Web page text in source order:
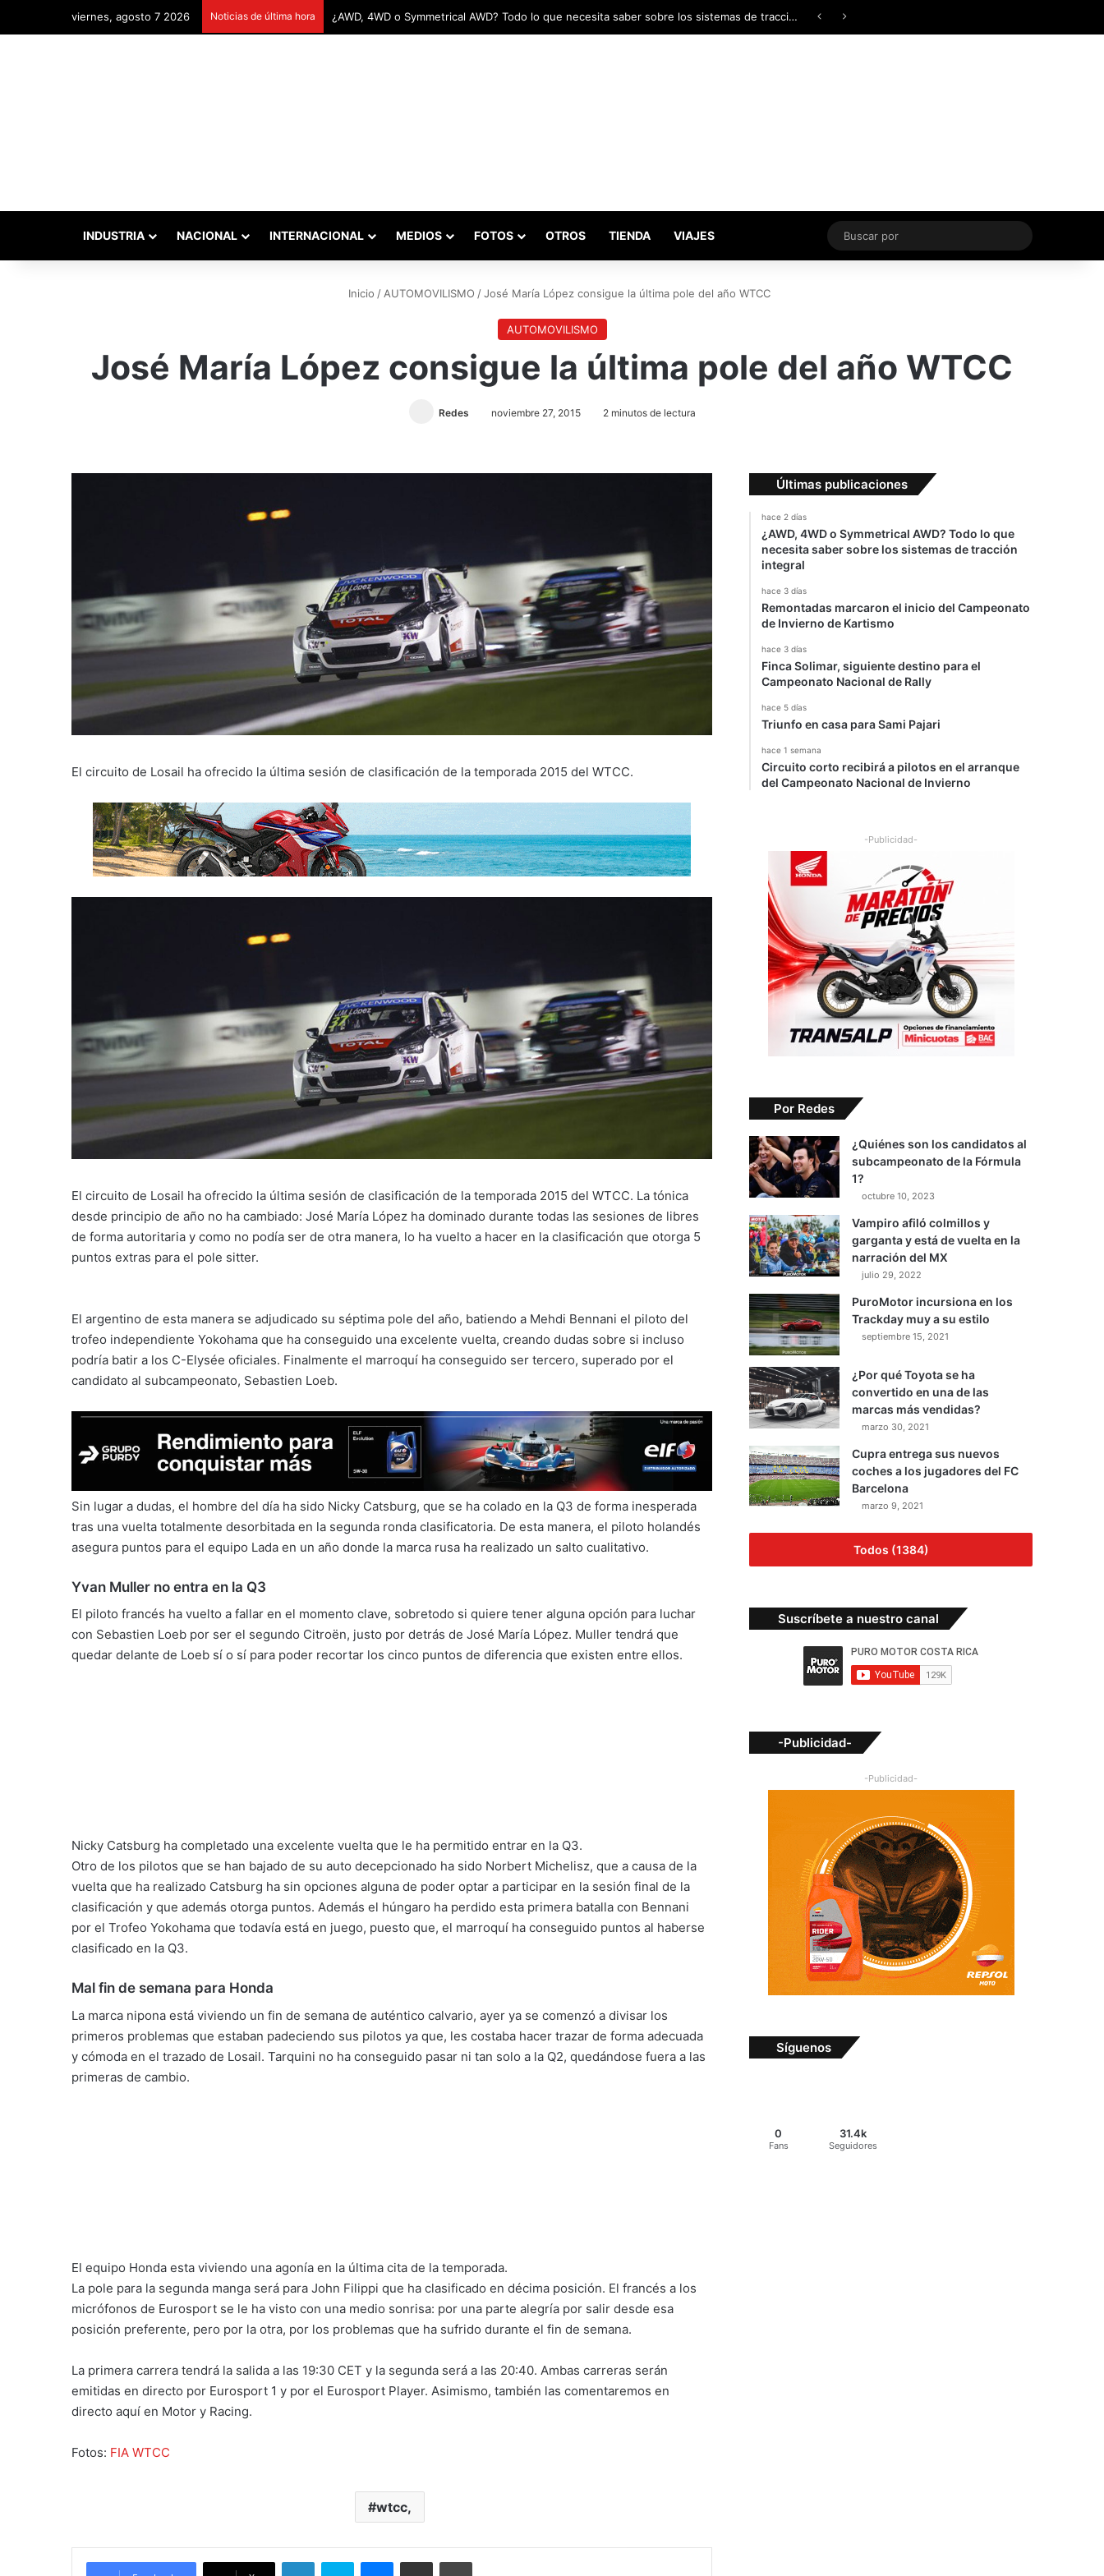
viernes, agosto 7 2026 Noticias de última hora Remontadas marcaron el inicio del Campeonato de Invierno de Kartismo
INDUSTRIA NACIONAL INTERNACIONAL MEDIOS FOTOS OTROS TIENDA VIAJES
Buscar
por
Inicio / AUTOMOVILISMO / José María López consigue la última pole del año WTCC
AUTOMOVILISMO
José María López consigue la última pole del año WTCC
Redes noviembre 27, 2015 2 minutos de lectura
El circuito de Losail ha ofrecido la última sesión de clasificación de la temporada 2015 del WTCC.
El circuito de Losail ha ofrecido la última sesión de clasificación de la temporada 2015 del WTCC. La tónica
desde principio de año no ha cambiado: José María López ha dominado durante todas las sesiones de libres
de forma autoritaria y como no podía ser de otra manera, lo ha vuelto a hacer en la clasificación que otorga 5
puntos extras para el pole sitter.
El argentino de esta manera se adjudicado su séptima pole del año, batiendo a Mehdi Bennani el piloto del
trofeo independiente Yokohama que ha conseguido una excelente vuelta, creando dudas sobre si incluso
podría batir a los C-Elysée oficiales. Finalmente el marroquí ha conseguido ser tercero, superado por el
candidato al subcampeonato, Sebastien Loeb.
Sin lugar a dudas, el hombre del día ha sido Nicky Catsburg, que se ha colado en la Q3 de forma inesperada
tras una vuelta totalmente desorbitada en la segunda ronda clasificatoria. De esta manera, el piloto holandés
asegura puntos para el equipo Lada en un año donde la marca rusa ha realizado un salto cualitativo.
Yvan Muller no entra en la Q3
El piloto francés ha vuelto a fallar en el momento clave, sobretodo si quiere tener alguna opción para luchar
con Sebastien Loeb por ser el segundo Citroën, justo por detrás de José María López. Muller tendrá que
quedar delante de Loeb sí o sí para poder recortar los cinco puntos de diferencia que existen entre ellos.
Nicky Catsburg ha completado una excelente vuelta que le ha permitido entrar en la Q3.
Otro de los pilotos que se han bajado de su auto decepcionado ha sido Norbert Michelisz, que a causa de la
vuelta que ha realizado Catsburg ha sin opciones alguna de poder optar a participar en la sesión final de la
clasificación y que además otorga puntos. Además el húngaro ha perdido esta primera batalla con Bennani
por el Trofeo Yokohama que todavía está en juego, puesto que, el marroquí ha conseguido puntos al haberse
clasificado en la Q3.
Mal fin de semana para Honda
La marca nipona está viviendo un fin de semana de auténtico calvario, ayer ya se comenzó a divisar los
primeros problemas que estaban padeciendo sus pilotos ya que, les costaba hacer trazar de forma adecuada
y cómoda en el trazado de Losail. Tarquini no ha conseguido pasar ni tan solo a la Q2, quedándose fuera a las
primeras de cambio.
El equipo Honda esta viviendo una agonía en la última cita de la temporada.
La pole para la segunda manga será para John Filippi que ha clasificado en décima posición. El francés a los
micrófonos de Eurosport se le ha visto con una medio sonrisa: por una parte alegría por salir desde esa
posición preferente, pero por la otra, por los problemas que ha sufrido durante el fin de semana.
La primera carrera tendrá la salida a las 19:30 CET y la segunda será a las 20:40. Ambas carreras serán
emitidas en directo por Eurosport 1 y por el Eurosport Player. Asimismo, también las comentaremos en
directo aquí en Motor y Racing.
Fotos: FIA WTCC
wtcc,
Últimas publicaciones
hace 2 días
¿AWD, 4WD o Symmetrical AWD? Todo lo que
necesita saber sobre los sistemas de tracción
integral
hace 3 días
Remontadas marcaron el inicio del Campeonato
de Invierno de Kartismo
hace 3 días
Finca Solimar, siguiente destino para el
Campeonato Nacional de Rally
hace 5 días
Triunfo en casa para Sami Pajari
hace 1 semana
Circuito corto recibirá a pilotos en el arranque
del Campeonato Nacional de Invierno
-Publicidad-
Por Redes
¿Quiénes son los candidatos al
subcampeonato de la Fórmula
1?
octubre 10, 2023
Vampiro afiló colmillos y
garganta y está de vuelta en la
narración del MX
julio 29, 2022
PuroMotor incursiona en los
Trackday muy a su estilo
septiembre 15, 2021
¿Por qué Toyota se ha
convertido en una de las
marcas más vendidas?
marzo 30, 2021
Cupra entrega sus nuevos
coches a los jugadores del FC
Barcelona
marzo 9, 2021
Todos (1384)
Suscríbete a nuestro canal
-Publicidad-
-Publicidad-
Síguenos
0
Fans
31.4k
Seguidores